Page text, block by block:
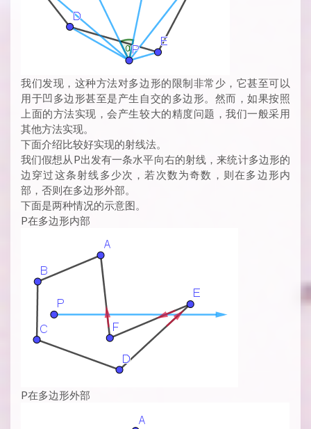
我们发现，这种方法对多边形的限制非常少，它甚至可以
用于凹多边形甚至是产生自交的多边形。然而，如果按照
上面的方法实现，会产生较大的精度问题，我们一般采用
其他方法实现。
下面介绍比较好实现的射线法。
我们假想从P出发有一条水平向右的射线，来统计多边形的
边穿过这条射线多少次，若次数为奇数，则在多边形内
部，否则在多边形外部。
下面是两种情况的示意图。
P在多边形内部
P在多边形外部